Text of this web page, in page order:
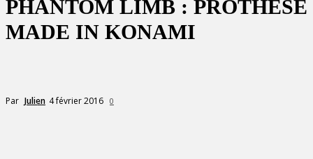
PHANTOM LIMB : PROTHÈSE
MADE IN KONAMI
Par Julien 4 février 2016 0